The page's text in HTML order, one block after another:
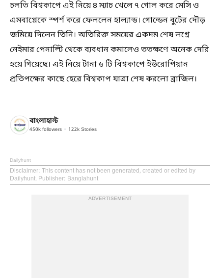
চলতি বিশ্বকাপে এই নিয়ে ৪ ম্যাচ খেলে ৭ গোল করে মেসি ও
এমবাপ্পেকে স্পর্শ করে ফেললেন হাল্যান্ড। গোল্ডেন বুটের দৌড়
জমিয়ে দিলেন তিনি। অতিরিক্ত সময়ের একদম শেষ লগ্নে
নেইমার পেনাল্টি থেকে ব্যবধান কমালেও ততক্ষণে অনেক দেরি
হয়ে গিয়েছে। এই নিয়ে টানা ৬ টি বিশ্বকাপে ইউরোপিয়ান
প্রতিপক্ষের কাছে হেরে বিশ্বকাপ যাত্রা শেষ করলো ব্রাজিল।
বাংলাহান্ট
450k followers 122k Stories
Dailyhunt
Disclaimer: This content has not been generated, created or edited by
Dailyhunt. Publisher: Banglahunt
ADVERTISEMENT